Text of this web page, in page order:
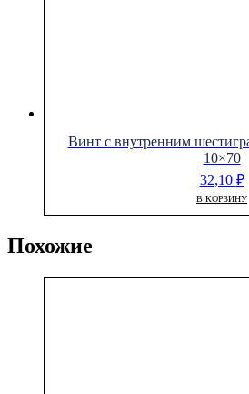
Винт с внутренним
10×70
32,10 ₽
В КОРЗИНУ
Похожие